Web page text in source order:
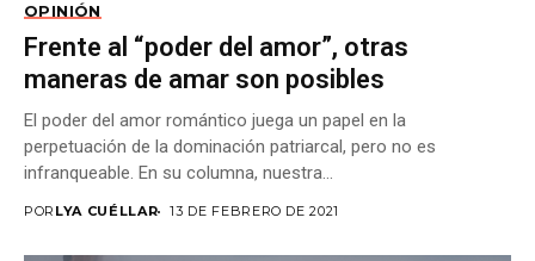
OPINIÓN
Frente al “poder del amor”, otras
maneras de amar son posibles
El poder del amor romántico juega un papel en la
perpetuación de la dominación patriarcal, pero no es
infranqueable. En su columna, nuestra...
POR LYA CUÉLLAR 13 DE FEBRERO DE 2021